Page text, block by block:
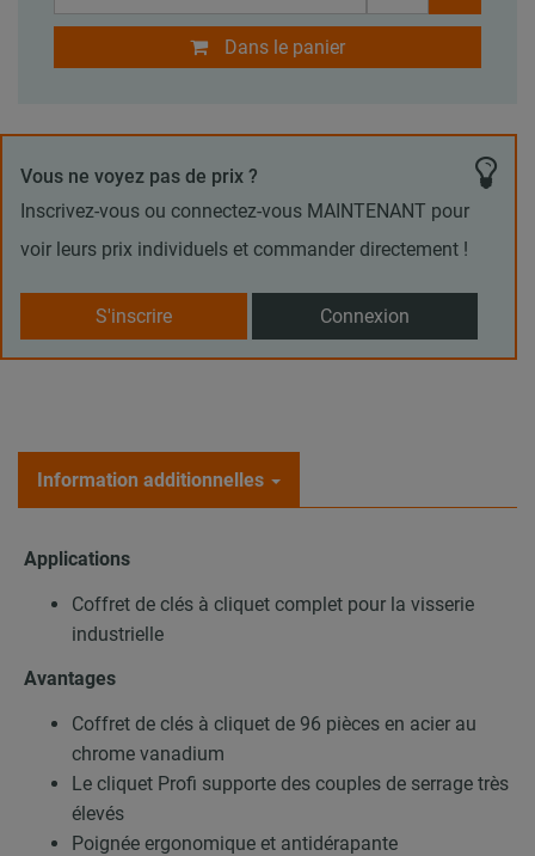
Dans le panier
Vous ne voyez pas de prix ?
Inscrivez-vous ou connectez-vous MAINTENANT pour
voir leurs prix individuels et commander directement !
S'inscrire Connexion
Information additionnelles
Applications
Coffret de clés à cliquet complet pour la visserie
industrielle
Avantages
Coffret de clés à cliquet de 96 pièces en acier au
chrome vanadium
Le cliquet Profi supporte des couples de serrage très
élevés
Poignée ergonomique et antidérapante